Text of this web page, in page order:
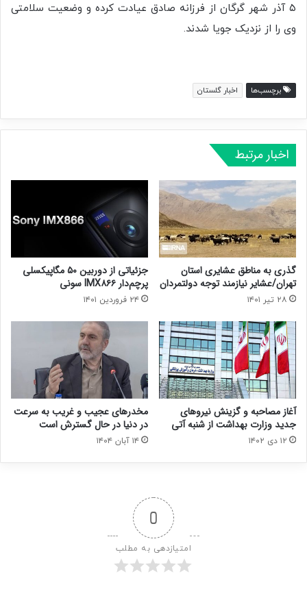
۵ آذر شهر گرگان از فرزانه صادق عیادت کرده و وضعیت سلامتی
وی را از نزدیک جویا شدند.
برچسب‌ها اخبار گلستان
اخبار مرتبط
گذری به مناطق عشایری استان
تهران/عشایر نیازمند توجه دولتمردان
۲۸ تیر ۱۴۰۱
جزئیاتی از دوربین ۵۰ مگاپیکسلی
پرچم‌دار IMX۸۶۶ سونی
۲۴ فروردین ۱۴۰۱
آغاز مصاحبه و گزینش نیروهای
جدید وزارت بهداشت از شنبه آتی
۱۲ دی ۱۴۰۲
مخدرهای عجیب و غریب به سرعت
در دنیا در حال گسترش است
۱۴ آبان ۱۴۰۴
0
امتیازدهی به مطلب